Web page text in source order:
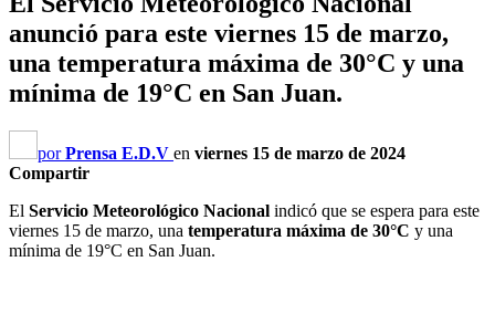
anunció para este viernes 15 de marzo,
una temperatura máxima de 30°C y una
mínima de 19°C en San Juan.
porPrensa E.D.V en viernes 15 de marzo de 2024
Compartir
El Servicio Meteorológico Nacional indicó que se espera para este
viernes 15 de marzo, una temperatura máxima de 30°C y una
mínima de 19°C en San Juan.